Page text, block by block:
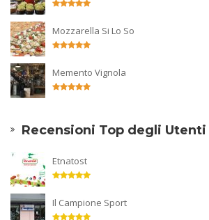
Mozzarella Si Lo So
Memento Vignola
Recensioni Top degli Utenti
Etnatost
Il Campione Sport